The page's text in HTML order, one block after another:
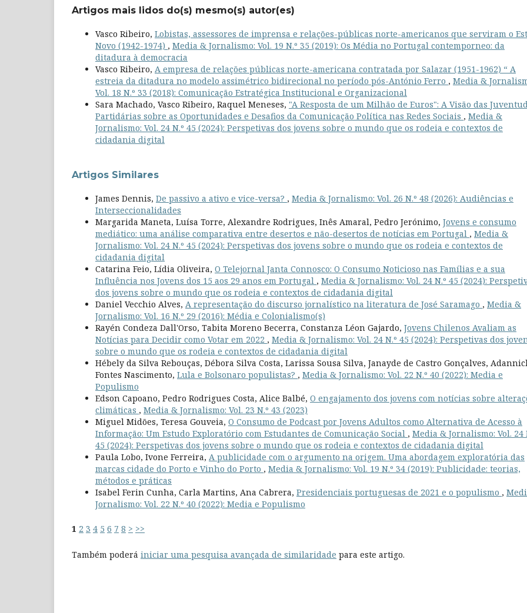
Artigos mais lidos do(s) mesmo(s) autor(es)
Vasco Ribeiro, Lobistas, assessores de imprensa e relações-públicas norte-americanos que serviram o
Novo (1942-1974) , Media & Jornalismo: Vol. 19 N.º 35 (2019): Os Média no Portugal contemporneo: da
ditadura à democracia
Vasco Ribeiro, A empresa de relações públicas norte-americana contratada por Salazar (1951-1962) “ A
estreia da ditadura no modelo assimétrico bidirecional no período pós-António Ferro , Media &
Vol. 18 N.º 33 (2018): Comunicação Estratégica Institucional e Organizacional
Sara Machado, Vasco Ribeiro, Raquel Meneses, "A Resposta de um Milhão de Euros": A Visão das
Partidárias sobre as Oportunidades e Desafios da Comunicação Política nas Redes Sociais , Media &
Jornalismo: Vol. 24 N.º 45 (2024): Perspetivas dos jovens sobre o mundo que os rodeia e contextos de
cidadania digital
Artigos Similares
James Dennis, De passivo a ativo e vice-versa? , Media & Jornalismo: Vol. 26 N.º 48 (2026): Audiências e
Interseccionalidades
Margarida Maneta, Luísa Torre, Alexandre Rodrigues, Inês Amaral, Pedro Jerónimo, Jovens e consumo
mediático: uma análise comparativa entre desertos e não-desertos de notícias em Portugal , Media &
Jornalismo: Vol. 24 N.º 45 (2024): Perspetivas dos jovens sobre o mundo que os rodeia e contextos de
cidadania digital
Catarina Feio, Lídia Oliveira, O Telejornal Janta Connosco: O Consumo Noticioso nas Famílias e a sua
Influência nos Jovens dos 15 aos 29 anos em Portugal , Media & Jornalismo: Vol. 24 N.º 45 (2024):
dos jovens sobre o mundo que os rodeia e contextos de cidadania digital
Daniel Vecchio Alves, A representação do discurso jornalístico na literatura de José Saramago , Media &
Jornalismo: Vol. 16 N.º 29 (2016): Média e Colonialismo(s)
Rayén Condeza Dall'Orso, Tabita Moreno Becerra, Constanza Léon Gajardo, Jovens Chilenos Avaliam as
Notícias para Decidir como Votar em 2022 , Media & Jornalismo: Vol. 24 N.º 45 (2024): Perspetivas dos
sobre o mundo que os rodeia e contextos de cidadania digital
Hébely da Silva Rebouças, Débora Silva Costa, Larissa Sousa Silva, Janayde de Castro Gonçalves,
Fontes Nascimento, Lula e Bolsonaro populistas? , Media & Jornalismo: Vol. 22 N.º 40 (2022): Media e
Populismo
Edson Capoano, Pedro Rodrigues Costa, Alice Balbé, O engajamento dos jovens com notícias sobre
climáticas , Media & Jornalismo: Vol. 23 N.º 43 (2023)
Miguel Midões, Teresa Gouveia, O Consumo de Podcast por Jovens Adultos como Alternativa de Acesso à
Informação: Um Estudo Exploratório com Estudantes de Comunicação Social , Media & Jornalismo: Vol. 24
45 (2024): Perspetivas dos jovens sobre o mundo que os rodeia e contextos de cidadania digital
Paula Lobo, Ivone Ferreira, A publicidade com o argumento na origem. Uma abordagem exploratória das
marcas cidade do Porto e Vinho do Porto , Media & Jornalismo: Vol. 19 N.º 34 (2019): Publicidade: teorias,
métodos e práticas
Isabel Ferin Cunha, Carla Martins, Ana Cabrera, Presidenciais portuguesas de 2021 e o populismo ,
Jornalismo: Vol. 22 N.º 40 (2022): Media e Populismo
1 2 3 4 5 6 7 8 > >>
Também poderá iniciar uma pesquisa avançada de similaridade para este artigo.